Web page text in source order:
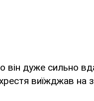
він дуже сильно
виїжджав на